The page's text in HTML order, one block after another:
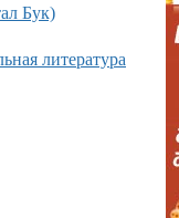
Бук)
литература